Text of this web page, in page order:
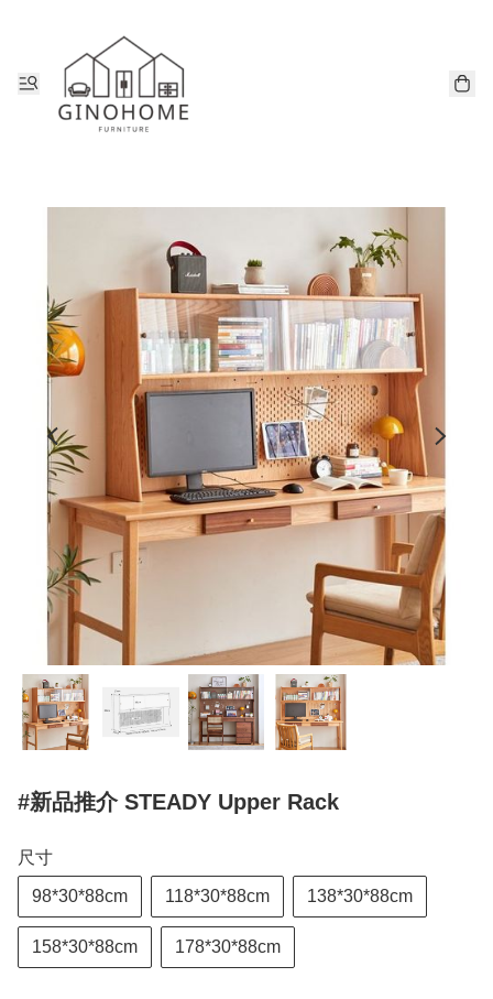
#新品推介 STEADY Upper Rack
尺寸
98*30*88cm 118*30*88cm 138*30*88cm
158*30*88cm 178*30*88cm